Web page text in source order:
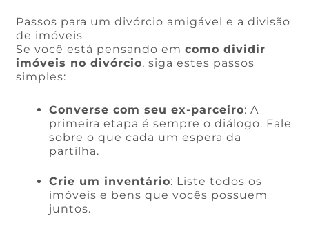
Passos para um divórcio amigável e a divisão
de imóveis
Se você está pensando emcomo dividir
imóveis no divórcio, siga estes passos
simples:
Converse com seu ex-parceiro: A
primeira etapa é sempre o diálogo. Fale
sobre o que cada um espera da
partilha.
Crie um inventário: Liste todos os
imóveis e bens que vocês possuem
juntos.